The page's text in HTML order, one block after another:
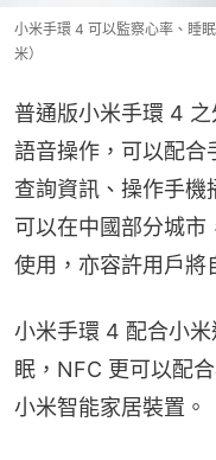
小米手環 4 可以監察心率、睡
米）
普通版小米手環 4
語音操作，可以配合
查詢資訊、操作手機
可以在中國部分城市
使用，亦容許用戶將
小米手環 4 配合小
眠，NFC 更可以配
小米智能家居裝置。